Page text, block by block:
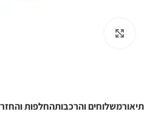
תיאורמשלוחים והרכבותהחלפות